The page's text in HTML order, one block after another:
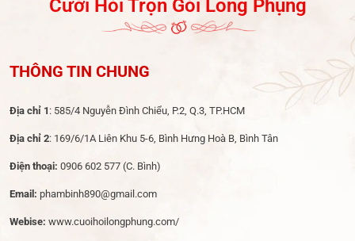
Cưới Hỏi Trọn Gói Long Phụng
THÔNG TIN CHUNG
Địa chỉ 1 : 585/4 Nguyễn Đình Chiểu, P.2, Q.3, TP.HCM
Địa chỉ 2: 169/6/1A Liên Khu 5-6, Bình Hưng Hoà B, Bình Tân
Điện thoại: 0906 602 577 (C. Bình)
Email: phambinh890@gmail.com
Webise: www.cuoihoilongphung.com/